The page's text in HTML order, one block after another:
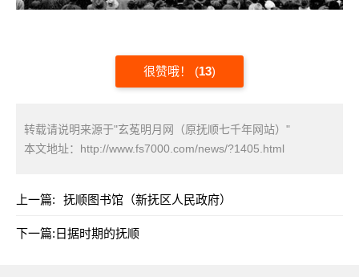
很赞哦！ (13)
转载请说明来源于"玄菟明月网（原抚顺七千年网站）"
本文地址： http://www.fs7000.com/news/?1405.html
上一篇: 抚顺图书馆（新抚区人民政府）
下一篇: 日据时期的抚顺